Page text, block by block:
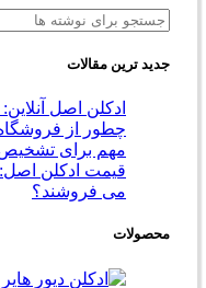
جدید ترین مقالات
ادکلن اصل
چطور از
مهم برای
قیمت ادکلن اصل:
می‌ فروشند؟
محصولات